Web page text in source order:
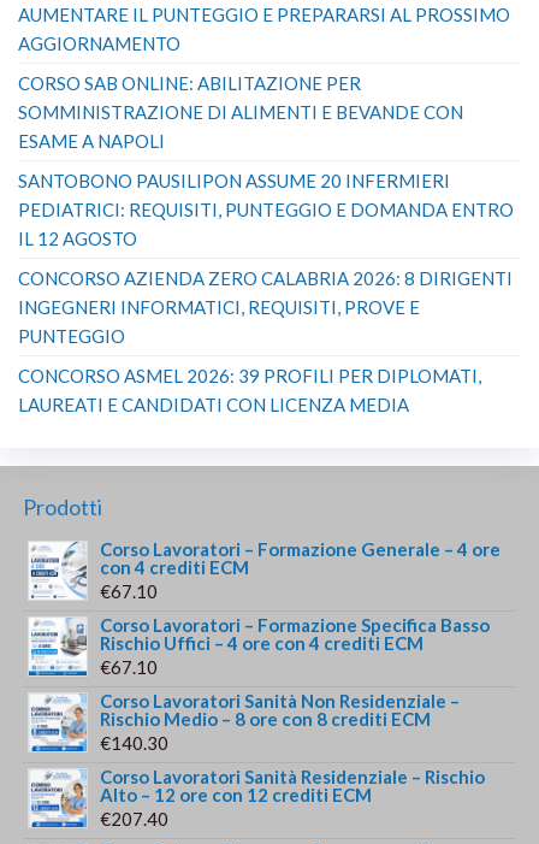
AUMENTARE IL PUNTEGGIO E PREPARARSI AL PROSSIMO
AGGIORNAMENTO
CORSO SAB ONLINE: ABILITAZIONE PER
SOMMINISTRAZIONE DI ALIMENTI E BEVANDE CON
ESAME A NAPOLI
SANTOBONO PAUSILIPON ASSUME 20 INFERMIERI
PEDIATRICI: REQUISITI, PUNTEGGIO E DOMANDA ENTRO
IL 12 AGOSTO
CONCORSO AZIENDA ZERO CALABRIA 2026: 8 DIRIGENTI
INGEGNERI INFORMATICI, REQUISITI, PROVE E
PUNTEGGIO
CONCORSO ASMEL 2026: 39 PROFILI PER DIPLOMATI,
LAUREATI E CANDIDATI CON LICENZA MEDIA
Prodotti
Corso Lavoratori – Formazione Generale – 4 ore
con 4 crediti ECM
€67.10
Corso Lavoratori – Formazione Specifica Basso
Rischio Uffici – 4 ore con 4 crediti ECM
€67.10
Corso Lavoratori Sanità Non Residenziale –
Rischio Medio – 8 ore con 8 crediti ECM
€140.30
Corso Lavoratori Sanità Residenziale – Rischio
Alto – 12 ore con 12 crediti ECM
€207.40